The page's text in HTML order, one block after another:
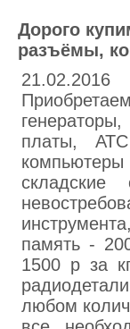
Дорого
разъёмы,
21.02.2016
платы,
складские
память -
1500 р за
любом